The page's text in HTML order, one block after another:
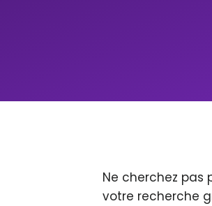
Ne cherchez pas
votre recherche